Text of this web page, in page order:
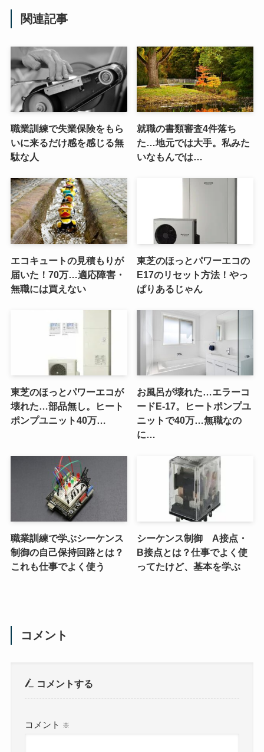
関連記事
職業訓練で失業保険をもら
いに来るだけ感を感じる無
駄な人
就職の書類審査4件落ち
た…地元では大手。私みた
いなもんでは…
エコキュートの見積もりが
届いた！70万…適応障害・
無職には買えない
東芝のほっとパワーエコの
E17のリセット方法！やっ
ぱりあるじゃん
東芝のほっとパワーエコが
壊れた…部品無し。ヒート
ポンプユニット40万…
お風呂が壊れた…エラーコ
ードE-17。ヒートポンプユ
ニットで40万…無職なの
に…
職業訓練で学ぶシーケンス
制御の自己保持回路とは？
これも仕事でよく使う
シーケンス制御 A接点・
B接点とは？仕事でよく使
ってたけど、基本を学ぶ
コメント
コメントする
コメント ※